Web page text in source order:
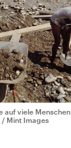
auf viele Menschen
Mint Images